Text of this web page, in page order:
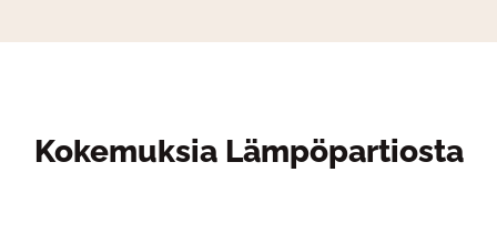
Kokemuksia Lämpöpartiosta